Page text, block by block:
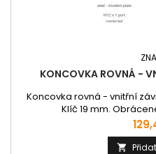
KONCOVKA ROVNÁ -
Koncovka rovná - vnitřní
Klíč 19 mm.
